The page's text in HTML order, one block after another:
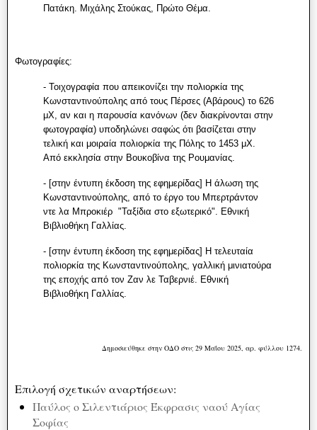
Πατάκη. Μιχάλης Στούκας, Πρώτο Θέμα.
Φωτογραφίες:
- Τοιχογραφία που απεικονίζει την πολιορκία της
Κωνσταντινούπολης από τους Πέρσες (Αβάρους) το 626
μΧ, αν και η παρουσία κανόνων (δεν διακρίνονται στην
φωτογραφία) υποδηλώνει σαφώς ότι βασίζεται στην
τελική και μοιραία πολιορκία της Πόλης το 1453 μΧ.
Από εκκλησία στην Βουκοβίνα της Ρουμανίας.
- [στην έντυπη έκδοση της εφημερίδας] Η άλωση της
Κωνσταντινούπολης, από το έργο του Μπερτράντον
ντε λα Μπροκιέρ "Ταξίδια στο εξωτερικό". Εθνική
Βιβλιοθήκη Γαλλίας.
- [στην έντυπη έκδοση της εφημερίδας] Η τελευταία
πολιορκία της Κωνσταντινούπολης, γαλλική μινιατούρα
της εποχής από τον Ζαν λε Ταβερνιέ. Εθνική
Βιβλιοθήκη Γαλλίας.
Δημοσιεύθηκε στην ΟΔΟ στις 29 Μαΐου 2025, αρ. φύλλου 1274.
Επιλογή σχετικών αναρτήσεων:
Παύλος ο Σιλεντιάριος Έκφρασις ναού Αγίας
Σοφίας